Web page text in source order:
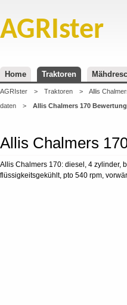
AGRIster
Home Traktoren
AGRIster > Traktoren > Allis
daten
> Allis Chalmers 170 Bewertung
Allis Chalmers
Allis Chalmers 170: diesel, 4 zylinder,
flüssigkeitsgekühlt, pto 540 rpm,